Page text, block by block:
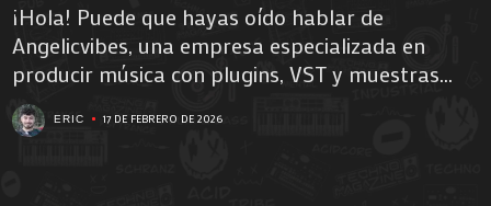
¡Hola! Puede que hayas oído hablar de
Angelicvibes, una empresa especializada en
producir música con plugins, VST y muestras...
ERIC 17 DE FEBRERO DE 2026